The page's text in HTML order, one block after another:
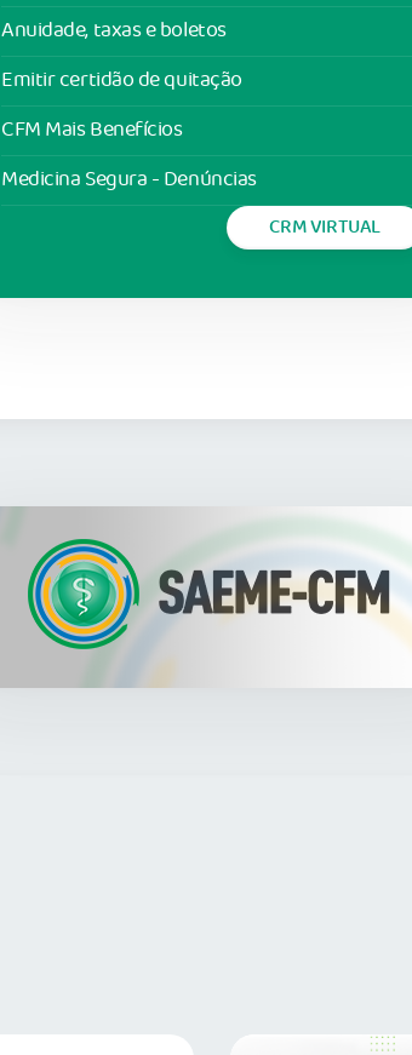
Anuidade, taxas e boletos
Emitir certidão de quitação
CFM Mais Benefícios
Medicina Segura - Denúncias
CRM VIRTUAL